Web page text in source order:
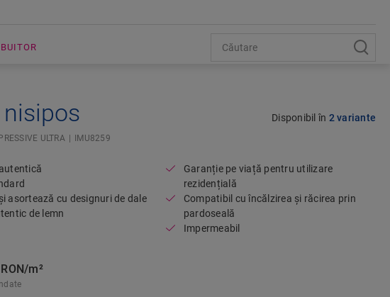
Disponibil în 2 variante
ULTRA IMU8259
asortează cu designuri de dale
de lemn
Garanție pe viață pentru utilizare
rezidențială
Compatibil cu încălzirea și răcirea prin
pardoseală
Impermeabil
RON/m²